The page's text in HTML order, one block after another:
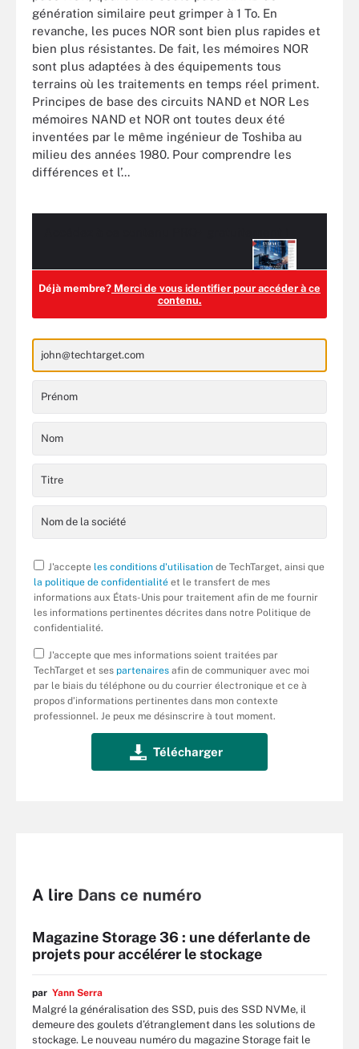
génération similaire peut grimper à 1 To. En
revanche, les puces NOR sont bien plus rapides et
bien plus résistantes. De fait, les mémoires NOR
sont plus adaptées à des équipements tous
terrains où les traitements en temps réel priment.
Principes de base des circuits NAND et NOR Les
mémoires NAND et NOR ont toutes deux été
inventées par le même ingénieur de Toshiba au
milieu des années 1980. Pour comprendre les
différences et l’...
Déjà membre? Merci de vous identifier pour accéder à ce
contenu.
J'accepte les conditions d'utilisation de TechTarget, ainsi que
la politique de confidentialité et le transfert de mes
informations aux États-Unis pour traitement afin de me fournir
les informations pertinentes décrites dans notre Politique de
confidentialité.
J'accepte que mes informations soient traitées par
TechTarget et ses partenaires afin de communiquer avec moi
par le biais du téléphone ou du courrier électronique et ce à
propos d’informations pertinentes dans mon contexte
professionnel. Je peux me désinscrire à tout moment.
A lire Dans ce numéro
Magazine Storage 36 : une déferlante de
projets pour accélérer le stockage
par Yann Serra
Malgré la généralisation des SSD, puis des SSD NVMe, il
demeure des goulets d’étranglement dans les solutions de
stockage. Le nouveau numéro du magazine Storage fait le